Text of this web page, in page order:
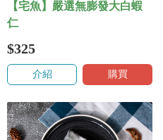
【宅魚】嚴選無膨發大白蝦
仁
$325
介紹 購買